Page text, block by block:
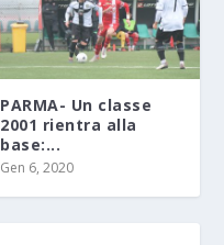
PARMA- Un classe
2001 rientra alla
base:...
Gen 6, 2020